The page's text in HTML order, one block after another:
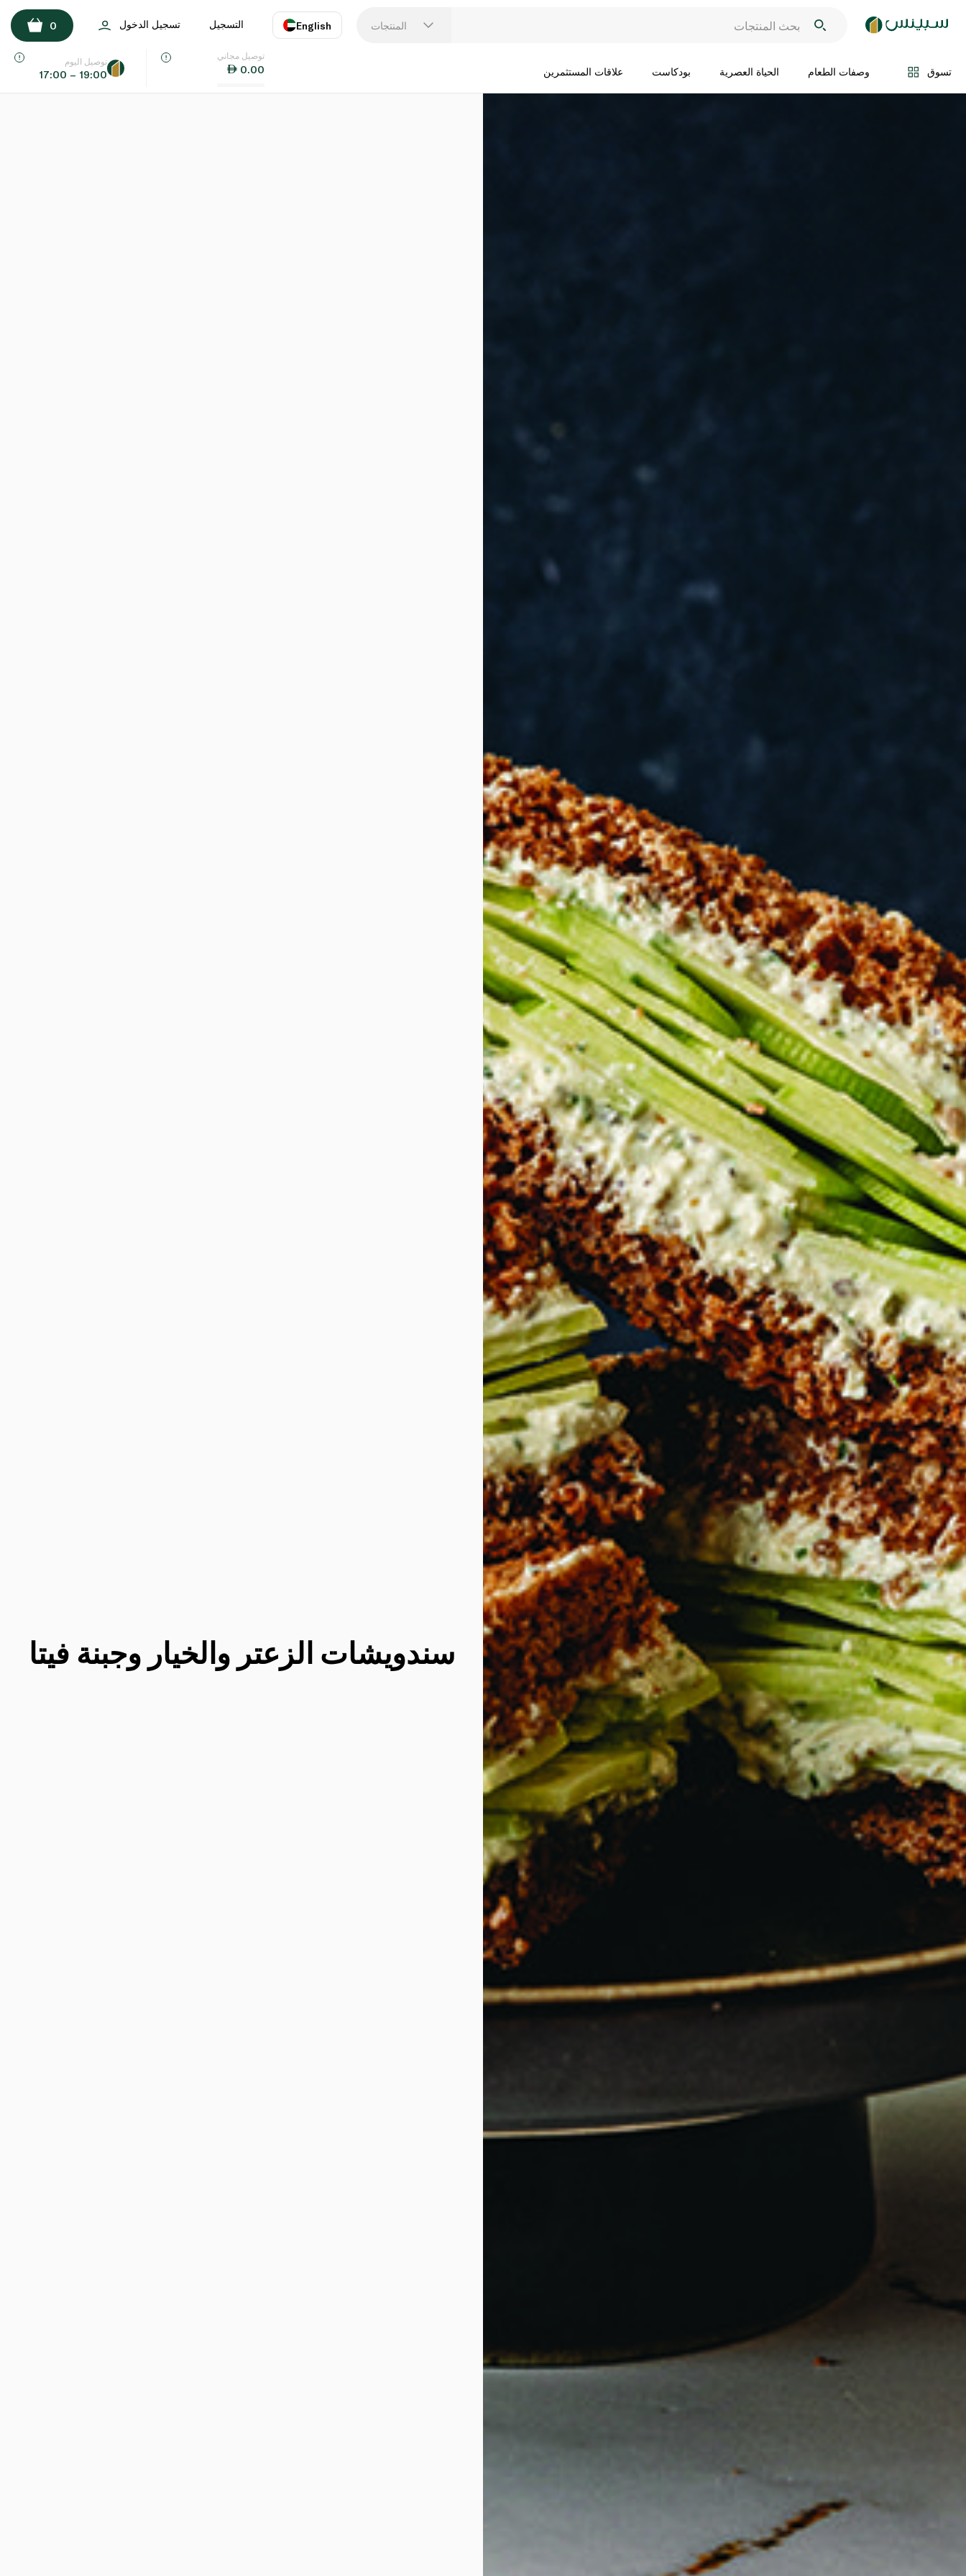
المنتجات English
اللغة
التسجيل تسجيل الدخول 0
تسوق وصفات الطعام الحياة العصرية بودكاست علاقات المستثمرين
توصيل مجاني
0.00
توصيل اليوم
17:00 – 19:00
سندويشات الزعتر والخيار وجبنة فيتا